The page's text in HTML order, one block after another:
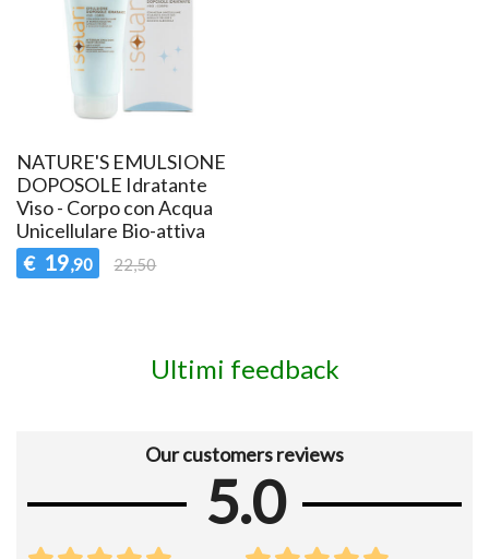
NATURE'S EMULSIONE
DOPOSOLE Idratante
Viso - Corpo con Acqua
Unicellulare Bio-attiva
€ 19,90 22,50
Ultimi feedback
Our customers reviews
5.0